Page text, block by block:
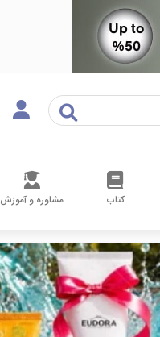
کتاب مشاوره و آموزش